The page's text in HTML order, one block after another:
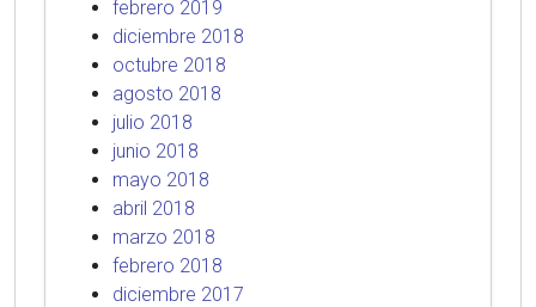
febrero 2019
diciembre 2018
octubre 2018
agosto 2018
julio 2018
junio 2018
mayo 2018
abril 2018
marzo 2018
febrero 2018
diciembre 2017